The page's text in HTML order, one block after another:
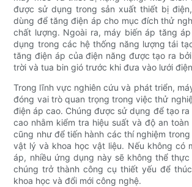
được sử dụng trong sản xuất thiết bị
dùng để tăng điện áp cho mục đích thử
chất lượng. Ngoài ra, máy biến áp tăng
dụng trong các hệ thống năng lượng tái
tăng điện áp của điện năng được tạo ra
trời và tua bin gió trước khi đưa vào lưới
Trong lĩnh vực nghiên cứu và phát triển,
đóng vai trò quan trọng trong việc thử
điện áp cao. Chúng được sử dụng để tạo ra
cao nhằm kiểm tra hiệu suất và độ an
cũng như để tiến hành các thí nghiệm
vật lý và khoa học vật liệu. Nếu không có
áp, nhiều ứng dụng này sẽ không thể
chúng trở thành công cụ thiết yếu để
khoa học và đổi mới công nghệ.